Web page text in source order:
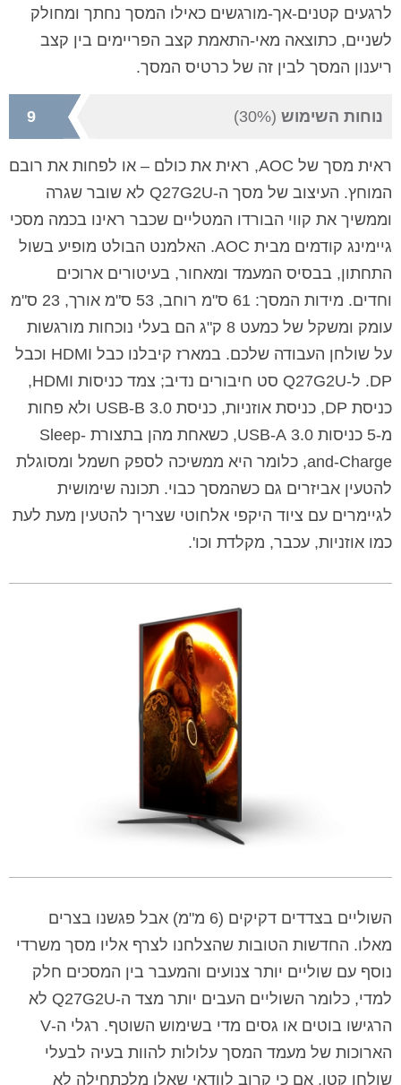
לרגעים קטנים-אך-מורגשים כאילו המסך נחתך ומחולק
לשניים, כתוצאה מאי-התאמת קצב הפריימים בין קצב
ריענון המסך לבין זה של כרטיס המסך.
נוחות השימוש (30%)
9
ראית מסך של AOC, ראית את כולם – או לפחות את רובם
המוחץ. העיצוב של מסך ה-Q27G2U לא שובר שגרה
וממשיך את קווי הבורדו המטליים שכבר ראינו בכמה מסכי
גיימינג קודמים מבית AOC. האלמנט הבולט מופיע בשול
התחתון, בבסיס המעמד ומאחור, בעיטורים ארוכים
וחדים. מידות המסך: 61 ס"מ רוחב, 53 ס"מ אורך, 23 ס"מ
עומק ומשקל של כמעט 8 ק"ג הם בעלי נוכחות מורגשות
על שולחן העבודה שלכם. במארז קיבלנו כבל HDMI וכבל
DP. ל-Q27G2U סט חיבורים נדיב; צמד כניסות HDMI,
כניסת DP, כניסת אוזניות, כניסת USB-B 3.0 ולא פחות
מ-5 כניסות 3.0 USB-A, כשאחת מהן בתצורת Sleep-
and-Charge, כלומר היא ממשיכה לספק חשמל ומסוגלת
להטעין אביזרים גם כשהמסך כבוי. תכונה שימושית
לגיימרים עם ציוד היקפי אלחוטי שצריך להטעין מעת לעת
כמו אוזניות, עכבר, מקלדת וכו'.
השוליים בצדדים דקיקים (6 מ"מ) אבל פגשנו בצרים
מאלו. החדשות הטובות שהצלחנו לצרף אליו מסך משרדי
נוסף עם שוליים יותר צנועים והמעבר בין המסכים חלק
למדי, כלומר השוליים העבים יותר מצד ה-Q27G2U לא
הרגישו בוטים או גסים מדי בשימוש השוטף. רגלי ה-V
הארוכות של מעמד המסך עלולות להוות בעיה לבעלי
שולחן קטן, אם כי קרוב לוודאי שאלו מלכתחילה לא